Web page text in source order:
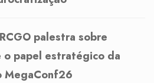
palestra sobre
o papel estratégico da
MegaConf26